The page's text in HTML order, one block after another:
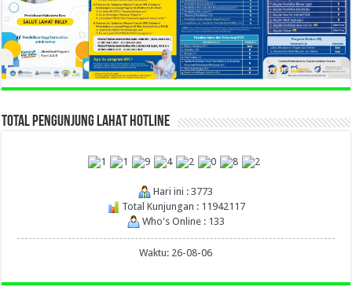
TOTAL PENGUNJUNG LAHAT HOTLINE
Hari ini : 3773
Total Kunjungan : 11942117
Who's Online : 133
Waktu: 26-08-06